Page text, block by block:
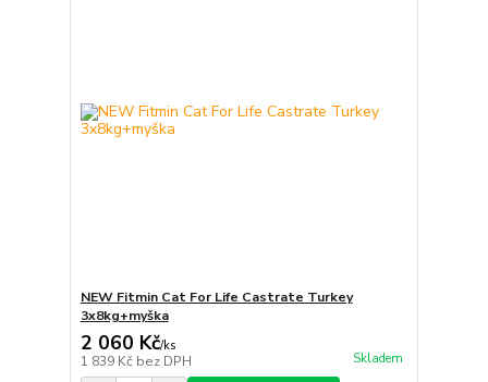
NEW Fitmin Cat For Life Castrate Turkey
3x8kg+myška
2 060 Kč/ks
1 839 Kč bez DPH Skladem